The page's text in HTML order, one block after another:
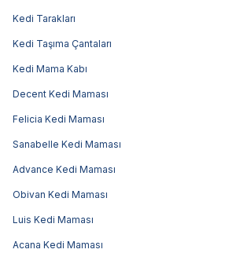
Kedi Tarakları
Kedi Taşıma Çantaları
Kedi Mama Kabı
Decent Kedi Maması
Felicia Kedi Maması
Sanabelle Kedi Maması
Advance Kedi Maması
Obivan Kedi Maması
Luis Kedi Maması
Acana Kedi Maması